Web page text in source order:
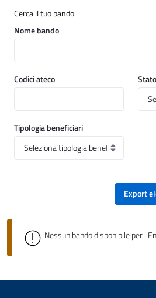
Cerca il tuo bando
Nome bando
Codici ateco Stato
Tipologia beneficiari
Export
Nessun bando disponibile per